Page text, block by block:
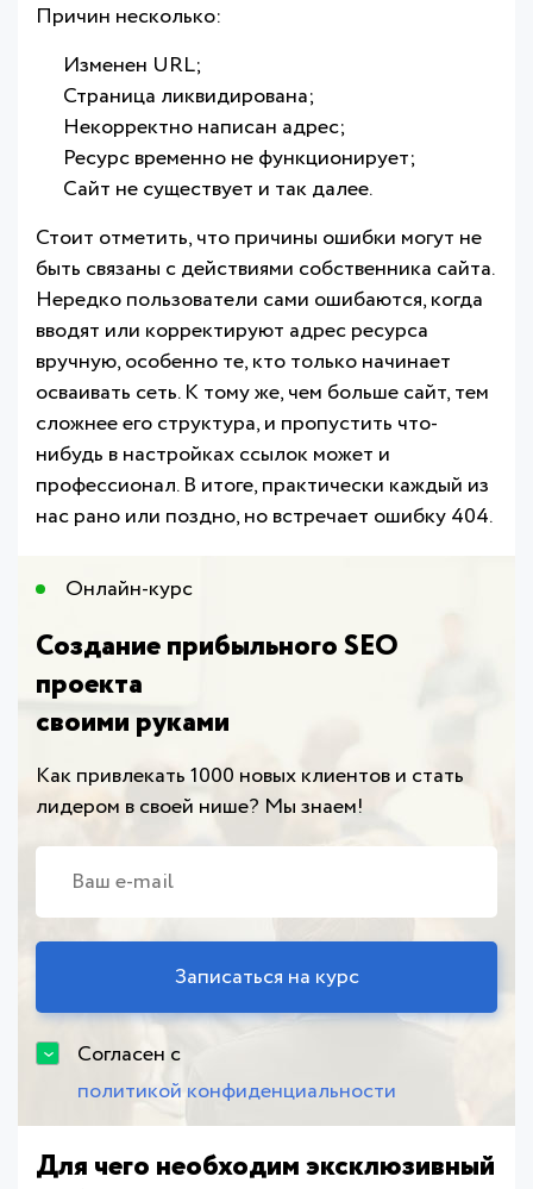
Причин несколько:
Изменен URL;
Страница ликвидирована;
Некорректно написан адрес;
Ресурс временно не функционирует;
Сайт не существует и так далее.
Стоит отметить, что причины ошибки могут не
быть связаны с действиями собственника сайта.
Нередко пользователи сами ошибаются, когда
вводят или корректируют адрес ресурса
вручную, особенно те, кто только начинает
осваивать сеть. К тому же, чем больше сайт, тем
сложнее его структура, и пропустить что-
нибудь в настройках ссылок может и
профессионал. В итоге, практически каждый из
нас рано или поздно, но встречает ошибку 404.
Онлайн-курс​
Создание прибыльного SEO
проекта
своими руками
Как привлекать 1000 новых клиентов и стать
лидером в своей нише? Мы знаем!
Согласен с
политикой конфиденциальности
Для чего необходим эксклюзивный